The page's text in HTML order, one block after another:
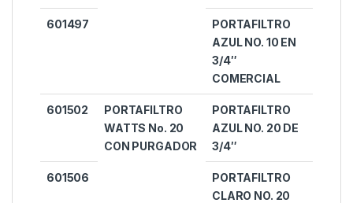
601497
PORTAFILTRO
AZUL NO. 10 EN
3/4″
COMERCIAL
601502
PORTAFILTRO
WATTS No. 20
CON PURGADOR
PORTAFILTRO
AZUL NO. 20 DE
3/4″
601506
PORTAFILTRO
CLARO NO. 20